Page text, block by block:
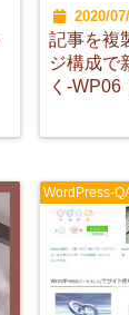
2020/
記事を複
ジ構成で
く-WP06
WordPress-